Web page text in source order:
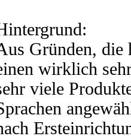
Gründen, die
wirklich
viele